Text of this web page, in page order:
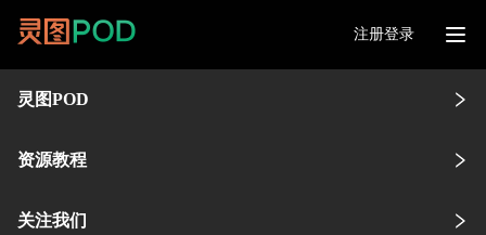
注册登录
灵图POD
资源教程
关注我们